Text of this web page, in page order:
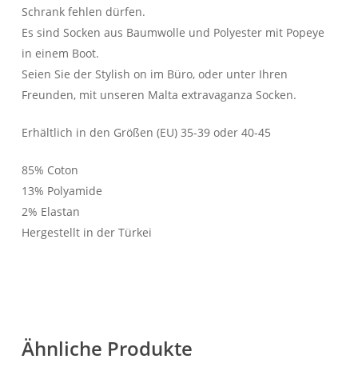
Schrank fehlen dürfen.
Es sind Socken aus Baumwolle und Polyester mit Popeye
in einem Boot.
Seien Sie der Stylish on im Büro, oder unter Ihren
Freunden, mit unseren Malta extravaganza Socken.
Erhältlich in den Größen (EU) 35-39 oder 40-45
85% Coton
13% Polyamide
2% Elastan
Hergestellt in der Türkei
Ähnliche Produkte